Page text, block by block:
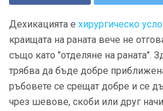
Дехикацията е хирургическо
краищата на раната вече не
също като "отделяне на раната".
трябва да бъде добре
ръбовете се срещат добре и се
чрез шевове, скоби или друг